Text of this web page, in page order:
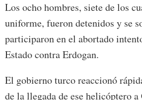
Los ocho hombres, siete de los
uniforme, fueron detenidos y se
participaron en el abortado
Estado contra Erdogan.
El gobierno turco reaccionó
de la llegada de ese helicóptero